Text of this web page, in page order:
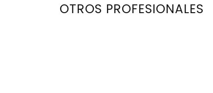
OTROS PROFESIONALES